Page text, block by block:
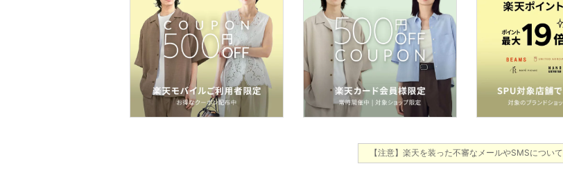
【注意】楽天を装った不審なメールやSMSについて